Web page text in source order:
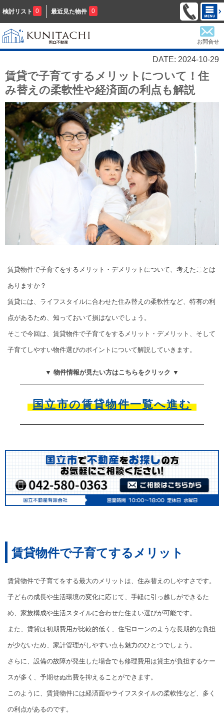
検討リスト 0 最近見た物件 0
お問合せ
DATE: 2024-10-29
賃貸で子育てするメリットについて！住
み替えの柔軟性や経済面の利点も解説
賃貸物件で子育てをするメリット・デメリットについて、考えたことは
ありますか？
賃貸には、ライフスタイルに合わせた住み替えの柔軟性など、特有の利
点があるため、知っておいて損はないでしょう。
そこで今回は、賃貸物件で子育てをするメリット・デメリット、そして
子育てしやすい物件選びのポイントについて解説していきます。
▼ 物件情報が見たい方はこちらをクリック ▼
国立市の賃貸物件一覧へ進む
賃貸物件で子育てするメリット
賃貸物件で子育てをする最大のメリットは、住み替えのしやすさです。
子どもの成長や生活環境の変化に応じて、手軽に引っ越しができるた
め、家族構成や生活スタイルに合わせた住まい選びが可能です。
また、賃貸は初期費用が比較的低く、住宅ローンのような長期的な負担
が少ないため、家計管理がしやすい点も魅力のひとつでしょう。
さらに、設備の故障が発生した場合でも修理費用は貸主が負担するケー
スが多く、予期せぬ出費を抑えることができます。
このように、賃貸物件には経済面やライフスタイルの柔軟性など、多く
の利点があるのです。